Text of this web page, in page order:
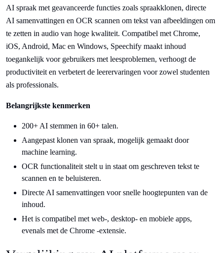
AI spraak met geavanceerde functies zoals spraakklonen, directe
AI samenvattingen en OCR scannen om tekst van afbeeldingen om
te zetten in audio van hoge kwaliteit. Compatibel met Chrome,
iOS, Android, Mac en Windows, Speechify maakt inhoud
toegankelijk voor gebruikers met leesproblemen, verhoogt de
productiviteit en verbetert de leerervaringen voor zowel studenten
als professionals.
Belangrijkste kenmerken
200+ AI stemmen in 60+ talen.
Aangepast klonen van spraak, mogelijk gemaakt door
machine learning.
OCR functionaliteit stelt u in staat om geschreven tekst te
scannen en te beluisteren.
Directe AI samenvattingen voor snelle hoogtepunten van de
inhoud.
Het is compatibel met web-, desktop- en mobiele apps,
evenals met de Chrome -extensie.